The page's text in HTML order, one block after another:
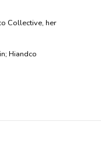
Collective, her
Hiandco